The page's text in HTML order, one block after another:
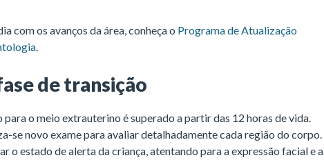
com os avanços da área, conheça o Programa de Atualização
.
de transição
o meio extrauterino é superado a partir das 12 horas de vida.
se novo exame para avaliar detalhadamente cada região do corpo.
o estado de alerta da criança, atentando para a expressão facial e a